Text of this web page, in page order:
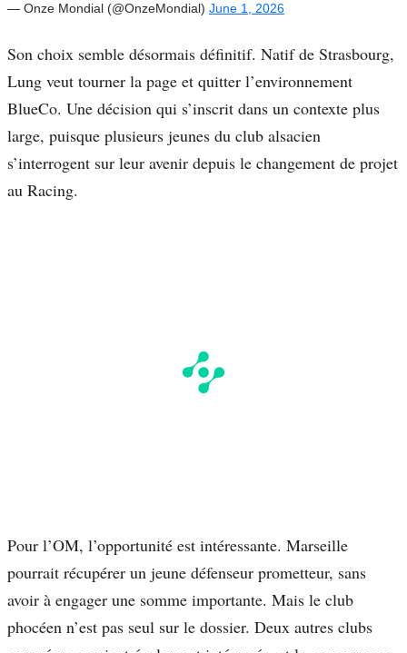
— Onze Mondial (@OnzeMondial) June 1, 2026
Son choix semble désormais définitif. Natif de Strasbourg,
Lung veut tourner la page et quitter l’environnement
BlueCo. Une décision qui s’inscrit dans un contexte plus
large, puisque plusieurs jeunes du club alsacien
s’interrogent sur leur avenir depuis le changement de projet
au Racing.
Pour l’OM, l’opportunité est intéressante. Marseille
pourrait récupérer un jeune défenseur prometteur, sans
avoir à engager une somme importante. Mais le club
phocéen n’est pas seul sur le dossier. Deux autres clubs